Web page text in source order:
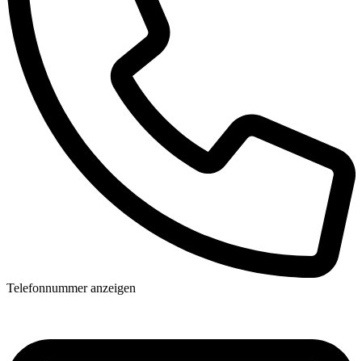
Telefonnummer anzeigen